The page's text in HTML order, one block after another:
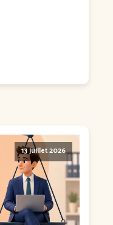
13 juillet 2026